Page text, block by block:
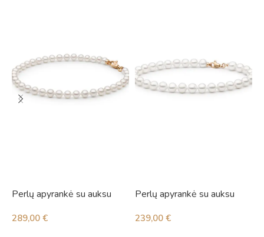
Perlų apyrankė su auksu
289,00 €
Perlų apyrankė su auksu
239,00 €